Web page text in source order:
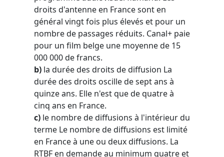
droits d'antenne en France sont en
général vingt fois plus élevés et pour un
nombre de passages réduits. Canal+ paie
pour un film belge une moyenne de 15
000 000 de francs.
b) la durée des droits de diffusion La
durée des droits oscille de sept ans à
quinze ans. Elle n'est que de quatre à
cinq ans en France.
c) le nombre de diffusions à l'intérieur du
terme Le nombre de diffusions est limité
en France à une ou deux diffusions. La
RTBF en demande au minimum quatre et